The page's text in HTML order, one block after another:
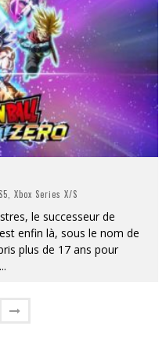
, Xbox Series X/S
le successeur de
enfin là, sous le nom de
plus de 17 ans pour
...